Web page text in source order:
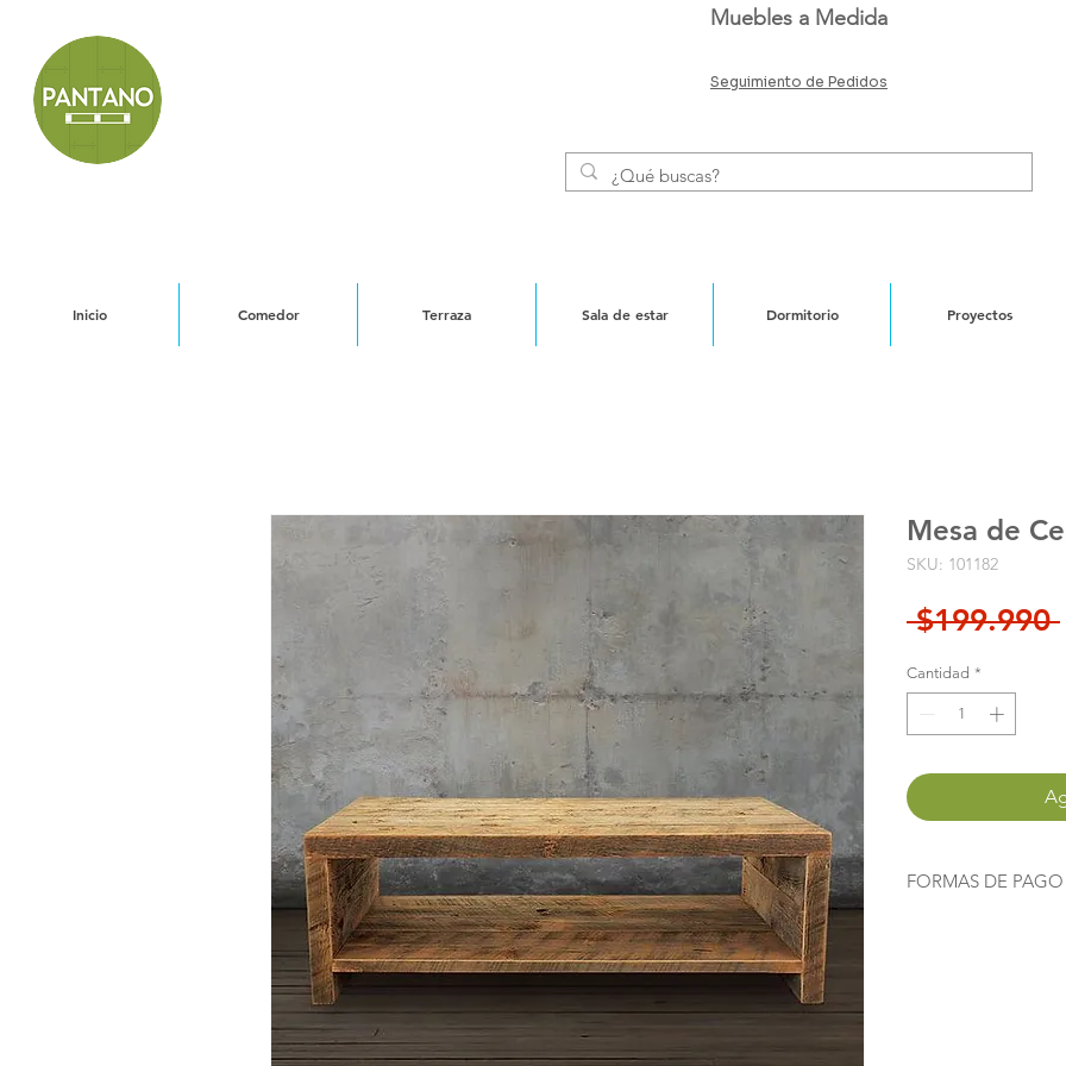
Muebles a Medida
Seguimiento de Pedidos
Inicio Comedor Terraza Sala de estar Dormitorio Proyectos
Mesa de
SKU: 101182
$199.990
Cantidad *
FORMAS DE PAGO